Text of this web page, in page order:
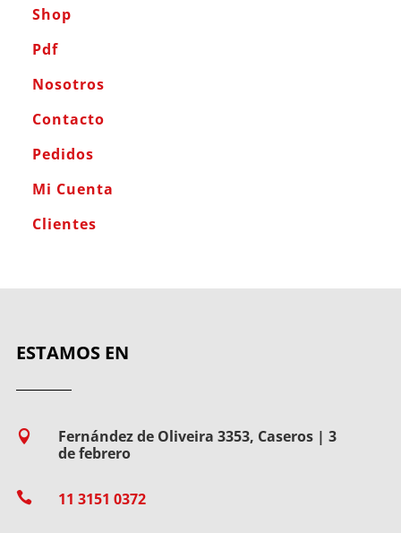
Shop
Pdf
Nosotros
Contacto
Pedidos
Mi Cuenta
Clientes
ESTAMOS EN

Fernández de Oliveira 3353, Caseros | 3
de febrero
 11 3151 0372